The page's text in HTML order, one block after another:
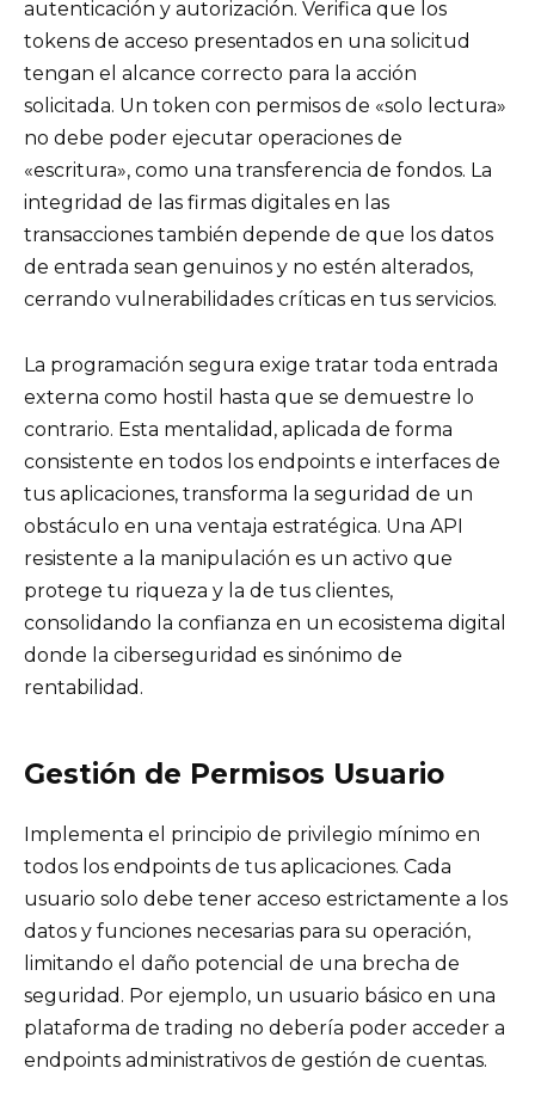
autenticación y autorización. Verifica que los
tokens de acceso presentados en una solicitud
tengan el alcance correcto para la acción
solicitada. Un token con permisos de «solo lectura»
no debe poder ejecutar operaciones de
«escritura», como una transferencia de fondos. La
integridad de las firmas digitales en las
transacciones también depende de que los datos
de entrada sean genuinos y no estén alterados,
cerrando vulnerabilidades críticas en tus servicios.
La programación segura exige tratar toda entrada
externa como hostil hasta que se demuestre lo
contrario. Esta mentalidad, aplicada de forma
consistente en todos los endpoints e interfaces de
tus aplicaciones, transforma la seguridad de un
obstáculo en una ventaja estratégica. Una API
resistente a la manipulación es un activo que
protege tu riqueza y la de tus clientes,
consolidando la confianza en un ecosistema digital
donde la ciberseguridad es sinónimo de
rentabilidad.
Gestión de Permisos Usuario
Implementa el principio de privilegio mínimo en
todos los endpoints de tus aplicaciones. Cada
usuario solo debe tener acceso estrictamente a los
datos y funciones necesarias para su operación,
limitando el daño potencial de una brecha de
seguridad. Por ejemplo, un usuario básico en una
plataforma de trading no debería poder acceder a
endpoints administrativos de gestión de cuentas.